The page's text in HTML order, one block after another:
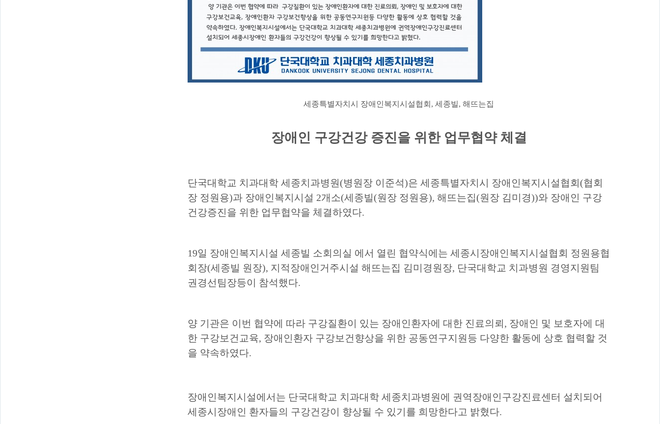
세종특별자치시 장애인복지시설협회 , 세종빌, 해뜨는집
장애인 구강건강 증진을 위한 업무협약 체결
단국대학교 치과대학 세종치과병원 (병원장 이준석)은 세종특별자치시 장애인복지시설협회 (협회
장 정원용)과 장애인복지시설 2개소(세종빌(원장 정원용), 해뜨는집(원장 김미경))와 장애인 구강
건강증진을 위한 업무협약을 체결하였다.
19일 장애인복지시설 세종빌 소회의실 에서 열린 협약식에는 세종시장애인복지시설협회 정원용협
회장(세종빌 원장), 지적장애인거주시설 해뜨는집 김미경원장, 단국대학교 치과병원 경영지원팀
권경선팀장등이 참석했다.
양 기관은 이번 협약에 따라 구강질환이 있는 장애인환자에 대한 진료의뢰 , 장애인 및 보호자에 대
한 구강보건교육, 장애인환자 구강보건향상을 위한 공동연구지원등 다양한 활동에 상호 협력할 것
을 약속하였다.
장애인복지시설에서는 단국대학교 치과대학 세종치과병원에 권역장애인구강진료센터 설치되어
세종시장애인 환자들의 구강건강이 향상될 수 있기를 희망한다고 밝혔다.